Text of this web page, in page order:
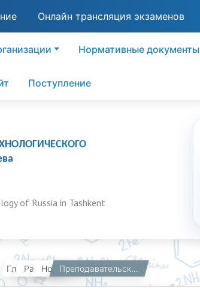
Онлайн трансляция экзаменов
Нормативные документы
Поступление
of Russia in Tashkent
Главная Работникам Новости Преподавательский состав филиала РХТУ имени Д.И. Менделеева в городе Ташкенте был на прогулке по парку "Адиблар хиёбони"📜